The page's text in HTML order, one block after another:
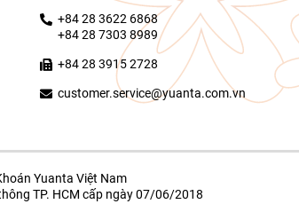
+84 28 3622 6868
+84 28 7303 8989
+84 28 3915 2728
customer.service@yuanta.com.vn
Yuanta Việt Nam
TP. HCM cấp ngày 07/06/2018